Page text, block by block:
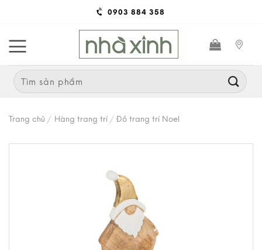
content
0903 884 358
Search
for:
Trang chủ / Hàng trang trí / Đồ trang trí Noel